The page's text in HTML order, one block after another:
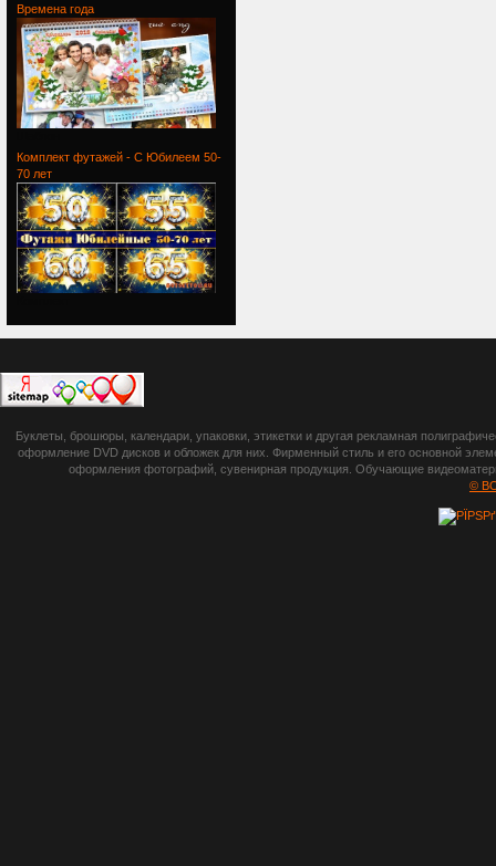
Времена года
Комплект футажей - С Юбилеем 50-
70 лет
botsetto.ru -
photoshop,
шрифты,
Буклеты, брошюры, календари, упаковки, этикетки и другая рекламная
оформление DVD дисков и обложек для них. Фирменный стиль и его основной
оформления фотографий, сувенирная продукция. Обучающие
©